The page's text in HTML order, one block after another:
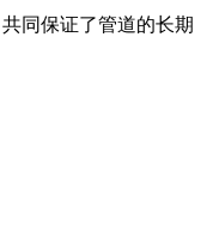
同保证了管道的长期